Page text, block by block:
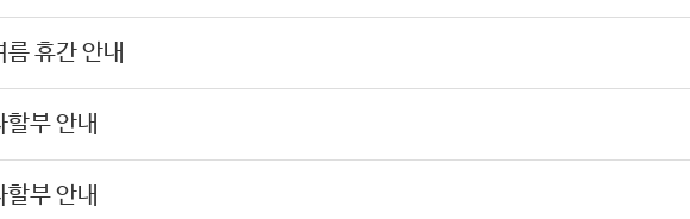
휴간 안내
할부 안내
부 안내